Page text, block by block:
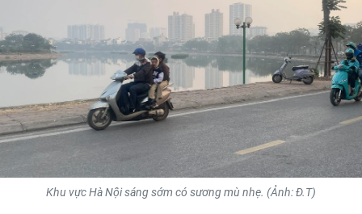
GIÁO DỤC
KHOA HỌC - CÔNG NGHỆ
MÔI TRƯỜNG
Khu vực Hà Nội sáng sớm có sương mù nhẹ. (Ảnh: Đ.T)